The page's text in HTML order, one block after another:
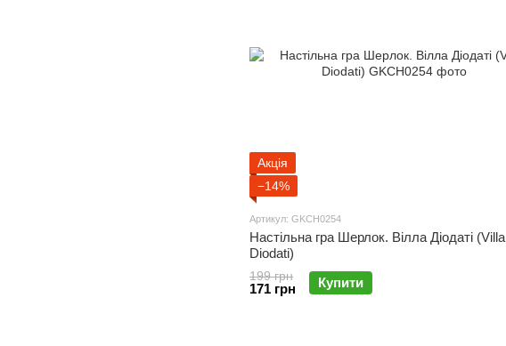
Акція
−14%
Артикул: GKCH0254
Настільна гра Шерлок. Вілла Діодаті (Villa
Diodati)
199 грн
171 грн Купити